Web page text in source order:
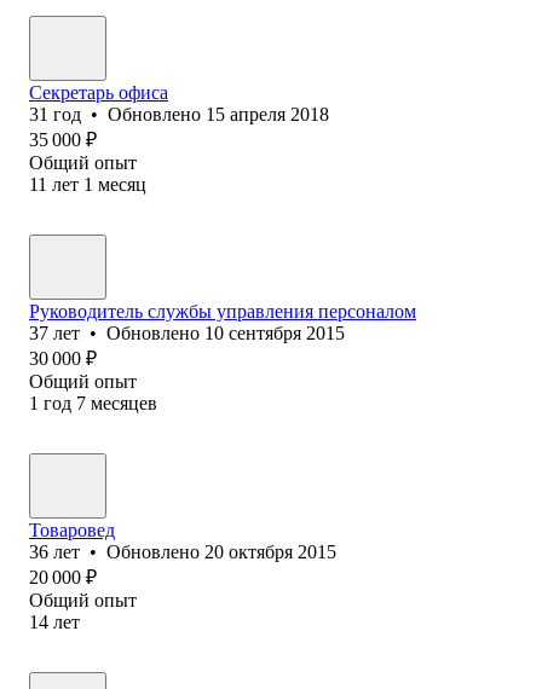
Секретарь офиса
31 год • Обновлено 15 апреля 2018
35 000 ₽
Общий опыт
11 лет 1 месяц
Руководитель службы управления персоналом
37 лет • Обновлено 10 сентября 2015
30 000 ₽
Общий опыт
1 год 7 месяцев
Товаровед
36 лет • Обновлено 20 октября 2015
20 000 ₽
Общий опыт
14 лет